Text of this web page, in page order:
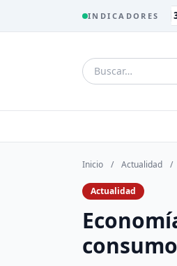
INDICADORES
TRM $
Inicio / Actualidad /
Actualidad